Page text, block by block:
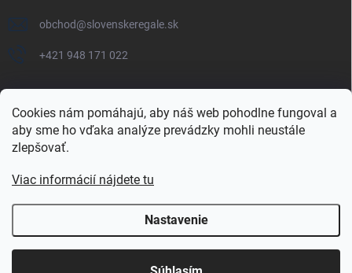
Cookies nám pomáhajú, aby náš web pohodlne fungoval a
aby sme ho vďaka analýze prevádzky mohli neustále
zlepšovať.
Viac informácií nájdete tu
Nastavenie
obchod@slovenskeregale.sk
+421 948 171 022
Najnakup.sk Heureka.sk Pricemania.sk
slovenskéregále.sk